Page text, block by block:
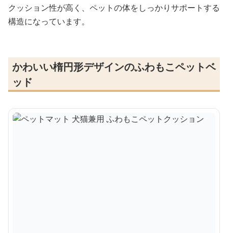
クッション性が高く、ペットの体をしっかりサポートする
構造になっています。
かわいい楕円形デザインのふわもこペットベ
ッド